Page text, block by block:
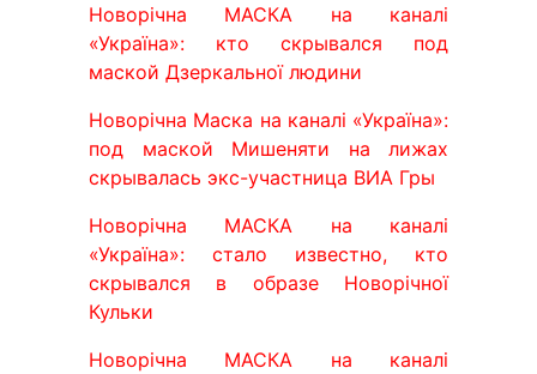
Новорічна МАСКА на каналі
«Україна»: кто скрывался под
маской Дзеркальної людини
Новорічна Маска на каналі «Україна»:
под маской Мишеняти на лижах
скрывалась экс-участница ВИА Гры
Новорічна МАСКА на каналі
«Україна»: стало известно, кто
скрывался в образе Новорічної
Кульки
Новорічна МАСКА на каналі